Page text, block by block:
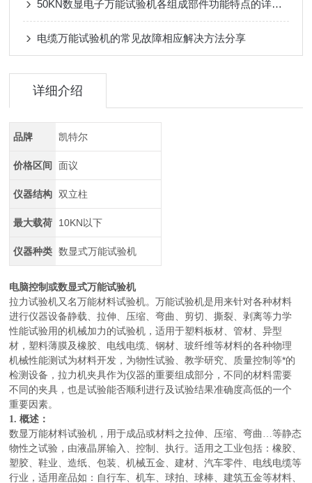
50KN数显电子万能试验机各组成部件功能特点的详细介绍
电缆万能试验机的常见故障相应解决方法分享
详细介绍
品牌 凯特尔
价格区间 面议
仪器结构 双立柱
最大载荷 10KN以下
仪器种类 数显式万能试验机
电脑控制或数显式万能试验机
拉力试验机又名万能材料试验机。万能试验机是用来针对各种材料
进行仪器设备静载、拉伸、压缩、弯曲、剪切、撕裂、剥离等力学
性能试验用的机械加力的试验机，适用于塑料板材、管材、异型
材，塑料薄膜及橡胶、电线电缆、钢材、玻纤维等材料的各种物理
机械性能测试为材料开发，为物性试验、教学研究、质量控制等*的
检测设备，拉力机夹具作为仪器的重要组成部分，不同的材料需要
不同的夹具，也是试验能否顺利进行及试验结果准确度高低的一个
重要因素。
1.概述：
数显万能材料试验机，用于成品或材料之拉伸、压缩、弯曲…等静态
物性之试验，由液晶屏输入、控制、执行。适用之工业包括：橡胶、
塑胶、鞋业、造纸、包装、机械五金、建材、汽车零件、电线电缆等
行业，适用産品如：自行车、机车、球拍、球棒、建筑五金等材料、